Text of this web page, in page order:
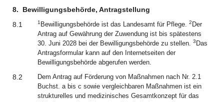
8.
Bewilligungsbehörde, Antragstellung
8.1
1 Bewilligungsbehörde ist das Landesamt für Pflege. 2 Der
Antrag auf Gewährung der Zuwendung ist bis spätestens
30. Juni 2028 bei der Bewilligungsbehörde zu stellen. 3 Das
Antragsformular kann auf den Internetseiten der
Bewilligungsbehörde abgerufen werden.
8.2
Dem Antrag auf Förderung von Maßnahmen nach Nr. 2.1
Buchst. a bis c sowie vergleichbaren Maßnahmen ist ein
strukturelles und medizinisches Gesamtkonzept für das